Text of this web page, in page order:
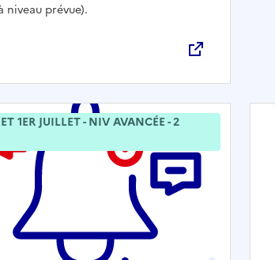
niveau prévue).
1ER JUILLET - NIV AVANCÉE - 2